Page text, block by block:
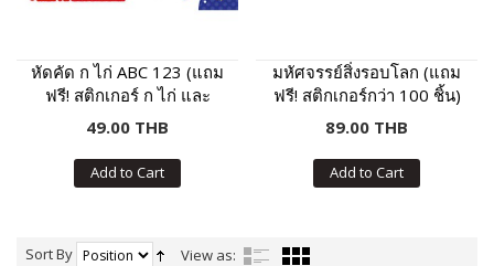
หัดคัด ก ไก่ ABC 123 (แถม
ฟรี! สติกเกอร์ ก ไก่ และ
ABC)
49.00 THB
Add to Cart
มหัศจรรย์สิ่งรอบโลก (แถม
ฟรี! สติกเกอร์กว่า 100 ชิ้น)
89.00 THB
Add to Cart
Sort By
View as: